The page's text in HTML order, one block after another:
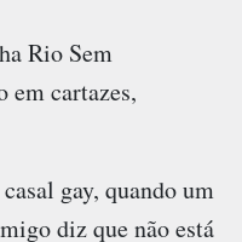
Rio Sem
em cartazes,
gay, quando um
diz que não está